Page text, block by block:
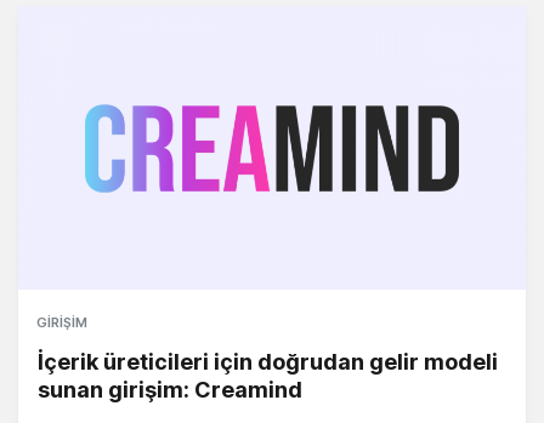
GIRIŞIM
İçerik üreticileri için doğrudan gelir modeli
sunan girişim: Creamind